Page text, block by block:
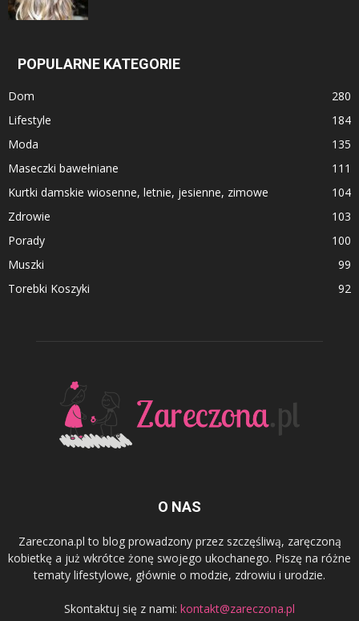
POPULARNE KATEGORIE
Dom
280
Lifestyle
184
Moda
135
Maseczki bawełniane
111
Kurtki damskie wiosenne, letnie, jesienne, zimowe
104
Zdrowie
103
Porady
100
Muszki
99
Torebki Koszyki
92
O NAS
Zareczona.pl to blog prowadzony przez szczęśliwą, zaręczoną
kobietkę a już wkrótce żonę swojego ukochanego. Piszę na różne
tematy lifestylowe, głównie o modzie, zdrowiu i urodzie.
Skontaktuj się z nami: kontakt@zareczona.pl